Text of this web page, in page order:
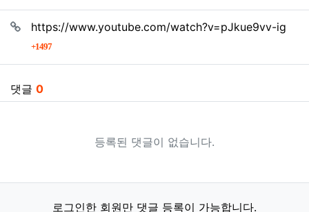
관련자료
https://www.youtube.com/watch?v=pJkue9vv-ig
1497회 연결
댓글 0
등록된 댓글이 없습니다.
로그인한 회원만 댓글 등록이 가능합니다.